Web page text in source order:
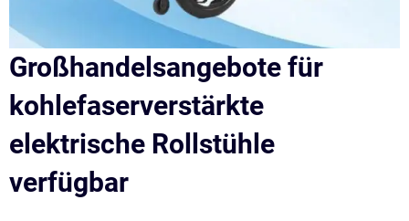
Großhandelsangebote für
kohlefaserverstärkte
elektrische Rollstühle
verfügbar